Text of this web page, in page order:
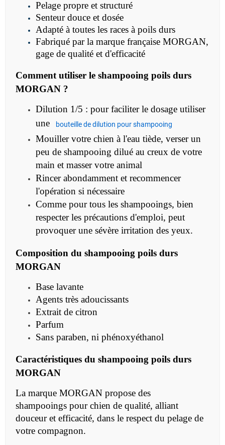
Pelage propre et structuré
Senteur douce et dosée
Adapté à toutes les races à poils durs
Fabriqué par la marque française MORGAN,
gage de qualité et d'efficacité
Comment utiliser le shampooing poils durs
MORGAN ?
Dilution 1/5 : pour faciliter le dosage utiliser
une
bouteille de dilution pour shampooing
Mouiller votre chien à l'eau tiède, verser un
peu de shampooing dilué au creux de votre
main et masser votre animal
Rincer abondamment et recommencer
l'opération si nécessaire
Comme pour tous les shampooings, bien
respecter les précautions d'emploi, peut
provoquer une sévère irritation des yeux.
Composition du shampooing poils durs
MORGAN
Base lavante
Agents très adoucissants
Extrait de citron
Parfum
Sans paraben, ni phénoxyéthanol
Caractéristiques du shampooing poils durs
MORGAN
La marque MORGAN propose des
shampooings pour chien de qualité, alliant
douceur et efficacité, dans le respect du pelage de
votre compagnon.